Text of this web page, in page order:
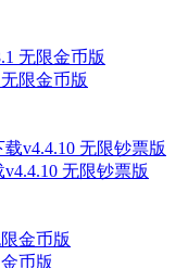
限金币版
无限钞票版
币版